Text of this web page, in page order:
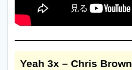
Yeah 3x – Chris Brown